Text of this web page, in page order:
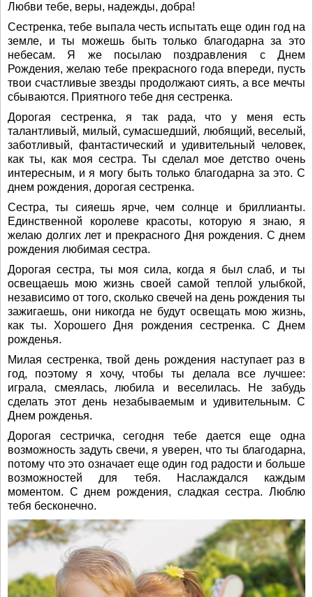
Любви тебе, веры, надежды, добра!
Сестренка, тебе выпала честь испытать еще один год на
земле, и ты можешь быть только благодарна за это
небесам. Я же посылаю поздравления с Днем
Рождения, желаю тебе прекрасного года впереди, пусть
твои счастливые звезды продолжают сиять, а все мечты
сбываются. Приятного тебе дня сестренка.
Дорогая сестренка, я так рада, что у меня есть
талантливый, милый, сумасшедший, любящий, веселый,
заботливый, фантастический и удивительный человек,
как ты, как моя сестра. Ты сделал мое детство очень
интересным, и я могу быть только благодарна за это. С
днем рождения, дорогая сестренка.
Сестра, ты сияешь ярче, чем солнце и бриллианты.
Единственной королеве красоты, которую я знаю, я
желаю долгих лет и прекрасного Дня рождения. С днем
рождения любимая сестра.
Дорогая сестра, ты моя сила, когда я был слаб, и ты
освещаешь мою жизнь своей самой теплой улыбкой,
независимо от того, сколько свечей на день рождения ты
зажигаешь, они никогда не будут освещать мою жизнь,
как ты. Хорошего Дня рождения сестренка. С Днем
рожденья.
Милая сестренка, твой день рождения наступает раз в
год, поэтому я хочу, чтобы ты делала все лучшее:
играла, смеялась, любила и веселилась. Не забудь
сделать этот день незабываемым и удивительным. С
Днем рожденья.
Дорогая сестричка, сегодня тебе дается еще одна
возможность задуть свечи, я уверен, что ты благодарна,
потому что это означает еще один год радости и больше
возможностей для тебя. Наслаждался каждым
моментом. С днем рождения, сладкая сестра. Люблю
тебя бесконечно.